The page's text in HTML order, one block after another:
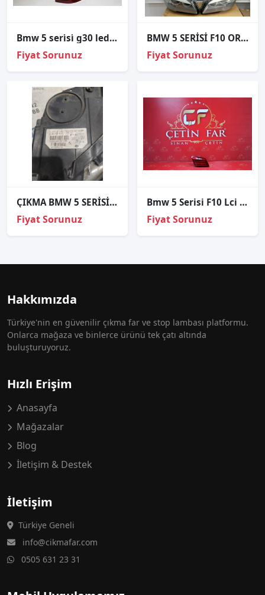
Bmw 5 seri̇si̇ g30 led sağ diş stop sökme hatasiz 6321737646413
Fiyat Sorunuz
BMW 5 SERİSİ F10 ORJINAL ÇIKMA PARÇA SAĞ SOL FAR
Fiyat Sorunuz
ÇIKMA BMW 5 SERİSİ F10 SOL ÖN FAR 1LL010131-23
Fiyat Sorunuz
Bmw 5 Serisi F10 Lci Sol Iç Stop Sıfır Ithal
Fiyat Sorunuz
Hakkımızda
Türkiye'nin en güvenilir çıkma far ve stop lambası platformu.
Onlarca mağaza ve binlerce ürünü tek çatı altında
buluşturuyoruz.
Hızlı Erişim
Anasayfa
Mağazalar
Blog
İletişim & Destek
İletişim
Türkiye Geneli
info@cikmafar.com
0505 631 23 31